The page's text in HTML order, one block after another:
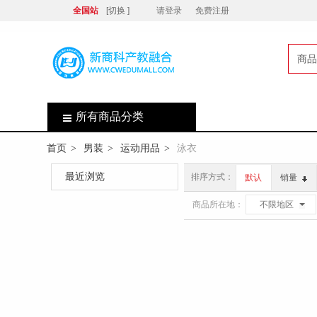
全国站 [切换 ] 请登录 免费注册
商品
所有商品分类
首页 > 男装 > 运动用品 > 泳衣
最近浏览 排序方式： 默认 销量
商品所在地： 不限地区